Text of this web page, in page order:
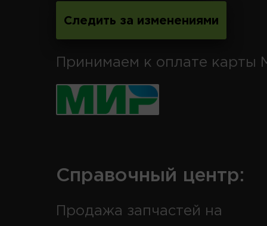
Следить за изменениями
Принимаем к оплате карты
Справочный центр:
Продажа запчастей на